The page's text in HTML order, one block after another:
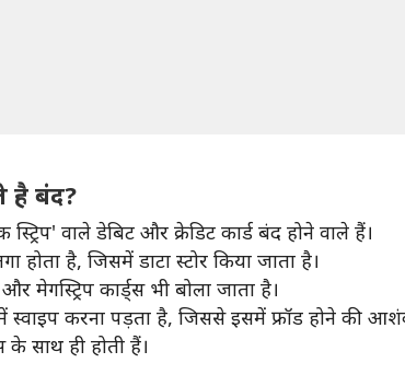
है बंद?
वाले डेबिट और क्रेडिट कार्ड बंद होने वाले हैं।
होता है, जिसमें डाटा स्टोर किया जाता है।
मेगस्ट्रिप कार्ड्स भी बोला जाता है।
करना पड़ता है, जिससे इसमें फ्रॉड होने की
साथ ही होती हैं।